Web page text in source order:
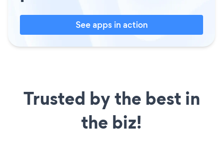
See apps in action
Trusted by the best in
the biz!